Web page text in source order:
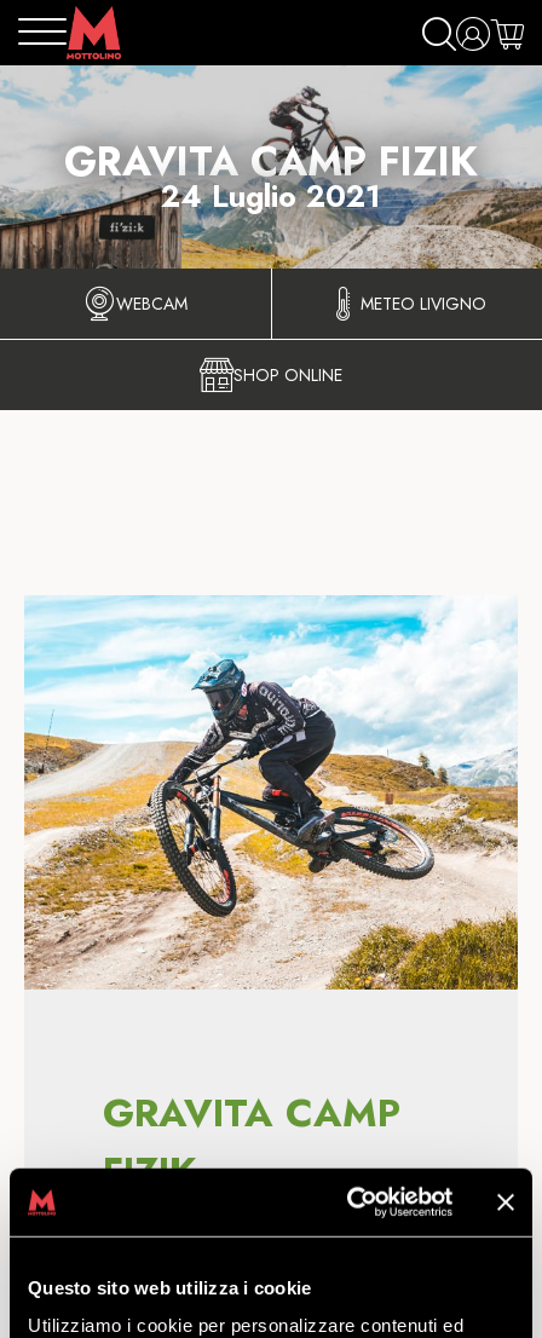
Questo sito web utilizza i cookie
Utilizziamo i cookie per personalizzare contenuti ed
GRAVITA CAMP FIZIK
24 Luglio 2021
WEBCAM METEO LIVIGNO
SHOP ONLINE
GRAVITA CAMP
FIZIK
La partnership fra Mottolino e
ed esperienze dedicate ai nostri
bikers.